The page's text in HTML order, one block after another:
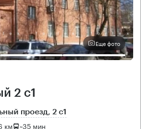
Еще фото
2 с1
проезд, 2 с1
км ~35 мин